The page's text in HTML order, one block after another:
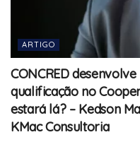
ARTIGO
CONCRED
qualificação no
estará lá? – Kedson
KMac Consultoria